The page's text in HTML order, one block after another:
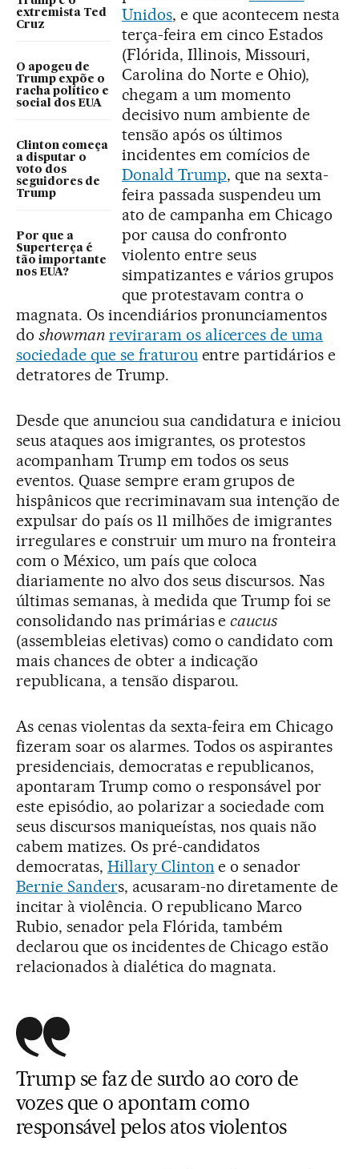
extremista Ted
Cruz
O apogeu de
Trump expõe o
racha político e
social dos EUA
Clinton começa
a disputar o
voto dos
seguidores de
Trump
Por que a
Superterça é
tão importante
nos EUA?
Unidos, e que acontecem nesta
terça-feira em cinco Estados
(Flórida, Illinois, Missouri,
Carolina do Norte e Ohio),
chegam a um momento
decisivo num ambiente de
tensão após os últimos
incidentes em comícios de
Donald Trump, que na sexta-
feira passada suspendeu um
ato de campanha em Chicago
por causa do confronto
violento entre seus
simpatizantes e vários grupos
que protestavam contra o
magnata. Os incendiários pronunciamentos
do showman reviraram os alicerces de uma
sociedade que se fraturouentre partidários e
detratores de Trump.
Desde que anunciou sua candidatura e iniciou
seus ataques aos imigrantes, os protestos
acompanham Trump em todos os seus
eventos. Quase sempre eram grupos de
hispânicos que recriminavam sua intenção de
expulsar do país os 11 milhões de imigrantes
irregulares e construir um muro na fronteira
com o México, um país que coloca
diariamente no alvo dos seus discursos. Nas
últimas semanas, à medida que Trump foi se
consolidando nas primárias ecaucus
(assembleias eletivas) como o candidato com
mais chances de obter a indicação
republicana, a tensão disparou.
As cenas violentas da sexta-feira em Chicago
fizeram soar os alarmes. Todos os aspirantes
presidenciais, democratas e republicanos,
apontaram Trump como o responsável por
este episódio, ao polarizar a sociedade com
seus discursos maniqueístas, nos quais não
cabem matizes. Os pré-candidatos
democratas, Hillary Clinton e o senador
Bernie Sanders, acusaram-no diretamente de
incitar à violência. O republicano Marco
Rubio, senador pela Flórida, também
declarou que os incidentes de Chicago estão
relacionados à dialética do magnata.
Trump se faz de surdo ao coro de
vozes que o apontam como
responsável pelos atos violentos